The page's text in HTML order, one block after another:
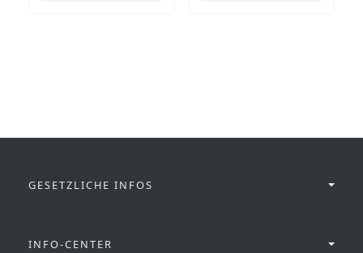
GESETZLICHE INFOS
INFO-CENTER